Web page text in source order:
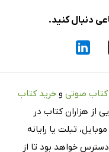
دنبال کنید.
کتاب صوتی و خرید کتاب
از هزاران کتاب در
تبلت یا رایانه
خواهد بود تا از